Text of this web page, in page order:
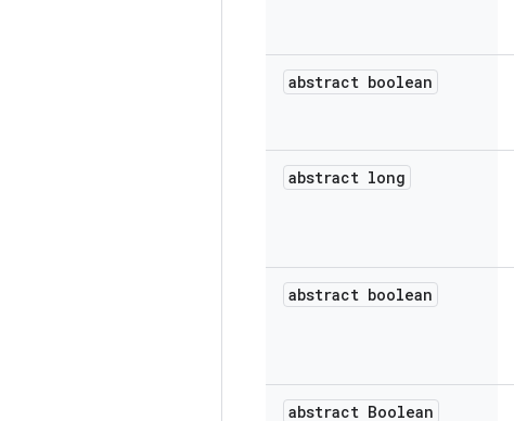
abstract boolean
abstract long
abstract boolean
abstract Boolean